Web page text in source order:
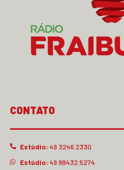
CONTATO
Estúdio: 49 3246.2330
Estúdio: 49 98432.5274